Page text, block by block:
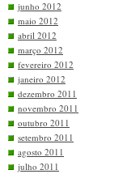
junho 2012
maio 2012
abril 2012
março 2012
fevereiro 2012
janeiro 2012
dezembro 2011
novembro 2011
outubro 2011
setembro 2011
agosto 2011
julho 2011